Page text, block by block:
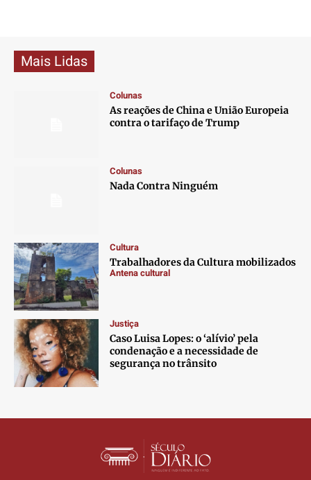
Mais Lidas
Colunas
As reações de China e União Europeia
contra o tarifaço de Trump
Colunas
Nada Contra Ninguém
Cultura
Trabalhadores da Cultura mobilizados
Antena cultural
Justiça
Caso Luisa Lopes: o ‘alívio’ pela
condenação e a necessidade de
segurança no trânsito